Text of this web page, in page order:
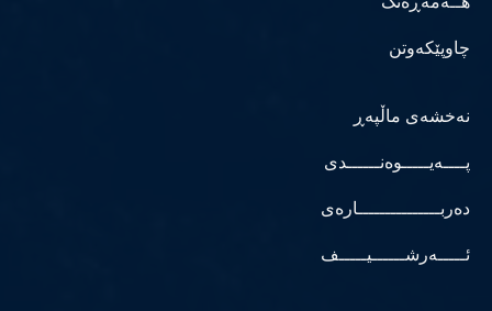
چاوپێکەوتن
نەخشەی ماڵپەڕ
پــــەیـــــوەنــــــدی
دەربـــــــــــــــارەی
ئـــــەرشــــــیـــــف